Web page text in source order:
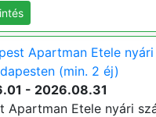
Apartman Etele nyári
(min. 2 éj)
- 2026.08.31
Apartman Etele nyári